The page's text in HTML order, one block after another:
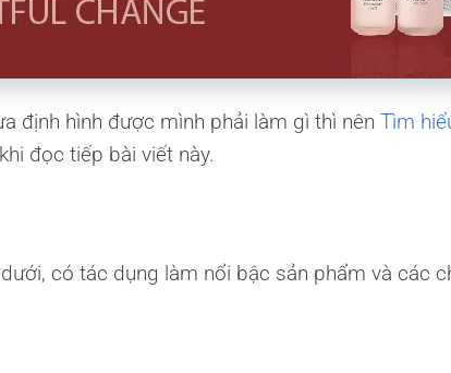
định hình được mình phải làm gì thì nên Tìm
đọc tiếp bài viết này.
có tác dụng làm nổi bậc sản phẩm và các